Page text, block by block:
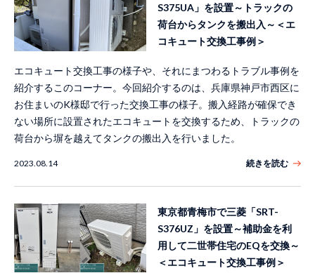
S375UA」を設置～トラックの
荷台からタンクを搬出入～＜エ
コキュート交換工事例＞
エコキュート交換工事の様子や、それにまつわるトラブル事例を
紹介するこのコーナー。今回紹介するのは、兵庫県神戸市西区に
お住まいのK様邸で行った交換工事の様子。搬入経路が確保でき
ない場所に設置されたエコキュートを交換するため、トラックの
荷台から塀を越えてタンクの搬出入を行いました。
2023.08.14 続きを読む
東京都青梅市で三菱「SRT-
S376UZ」を設置～補助金を利
用して二世帯住宅のEQを交換～
＜エコキュート交換工事例＞